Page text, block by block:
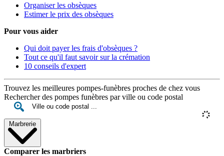
Organiser les obsèques
Estimer le prix des obsèques
Pour vous aider
Qui doit payer les frais d'obsèques ?
Tout ce qu'il faut savoir sur la crémation
10 conseils d'expert
Trouvez les meilleures pompes-funèbres proches de chez vous
Rechercher des pompes funèbres par ville ou code postal
Marbrerie
Comparer les marbriers